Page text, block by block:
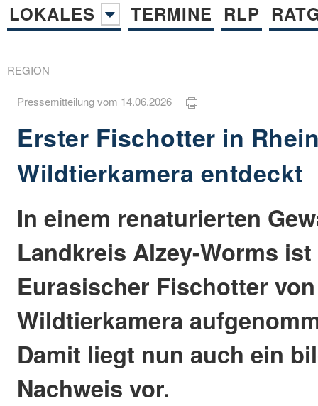
LOKALES
TERMINE RLP
REGION
Pressemitteilung vom 14.06.2026
Erster Fischotter in
Wildtierkamera entdeckt
In einem renaturierten
Landkreis Alzey-Worms
Eurasischer Fischotter
Wildtierkamera
Damit liegt nun auch ein
Nachweis vor.